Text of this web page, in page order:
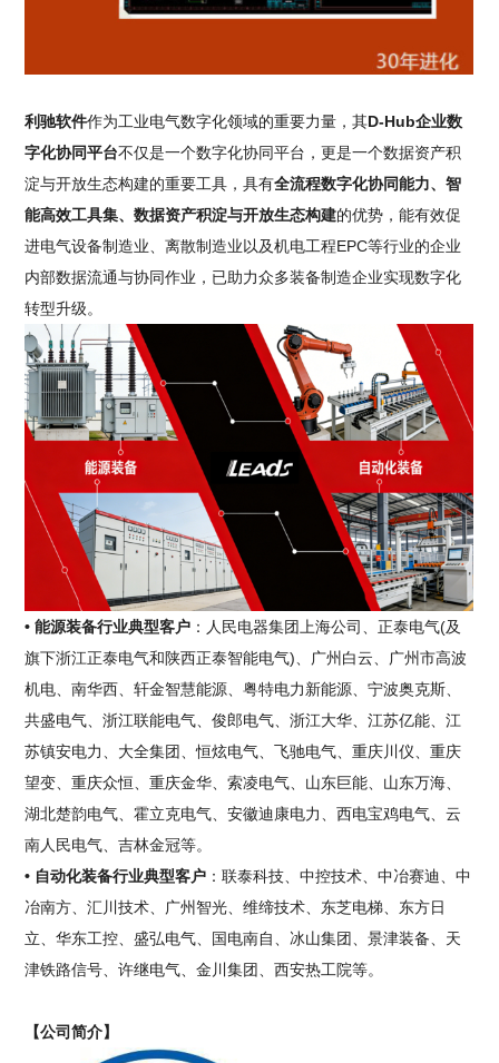
利驰软件作为工业电气数字化领域的重要力量，其D-Hub企业数
字化协同平台不仅是一个数字化协同平台，更是一个数据资产积
淀与开放生态构建的重要工具，具有全流程数字化协同能力、智
能高效工具集、数据资产积淀与开放生态构建的优势，能有效促
进电气设备制造业、离散制造业以及机电工程EPC等行业的企业
内部数据流通与协同作业，已助力众多装备制造企业实现数字化
转型升级。
• 能源装备行业典型客户 ：人民电器集团上海公司、正泰电气(及
旗下浙江正泰电气和陕西正泰智能电气)、广州白云、广州市高波
机电、南华西、轩金智慧能源、粤特电力新能源、宁波奥克斯、
共盛电气、浙江联能电气、俊郎电气、浙江大华、江苏亿能、江
苏镇安电力、大全集团、恒炫电气、飞驰电气、重庆川仪、重庆
望变、重庆众恒、重庆金华、索凌电气、山东巨能、山东万海、
湖北楚韵电气、霍立克电气、安徽迪康电力、西电宝鸡电气、云
南人民电气、吉林金冠等。
• 自动化装备行业典型客户 ：联泰科技、中控技术、中冶赛迪、中
冶南方、汇川技术、广州智光、维缔技术、东芝电梯、东方日
立、华东工控、盛弘电气、国电南自、冰山集团、景津装备、天
津铁路信号、许继电气、金川集团、西安热工院等。
【公司简介】